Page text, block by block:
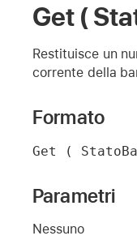
Get (
Restituisce un
corrente della
Formato
Get (
Parametri
Nessuno